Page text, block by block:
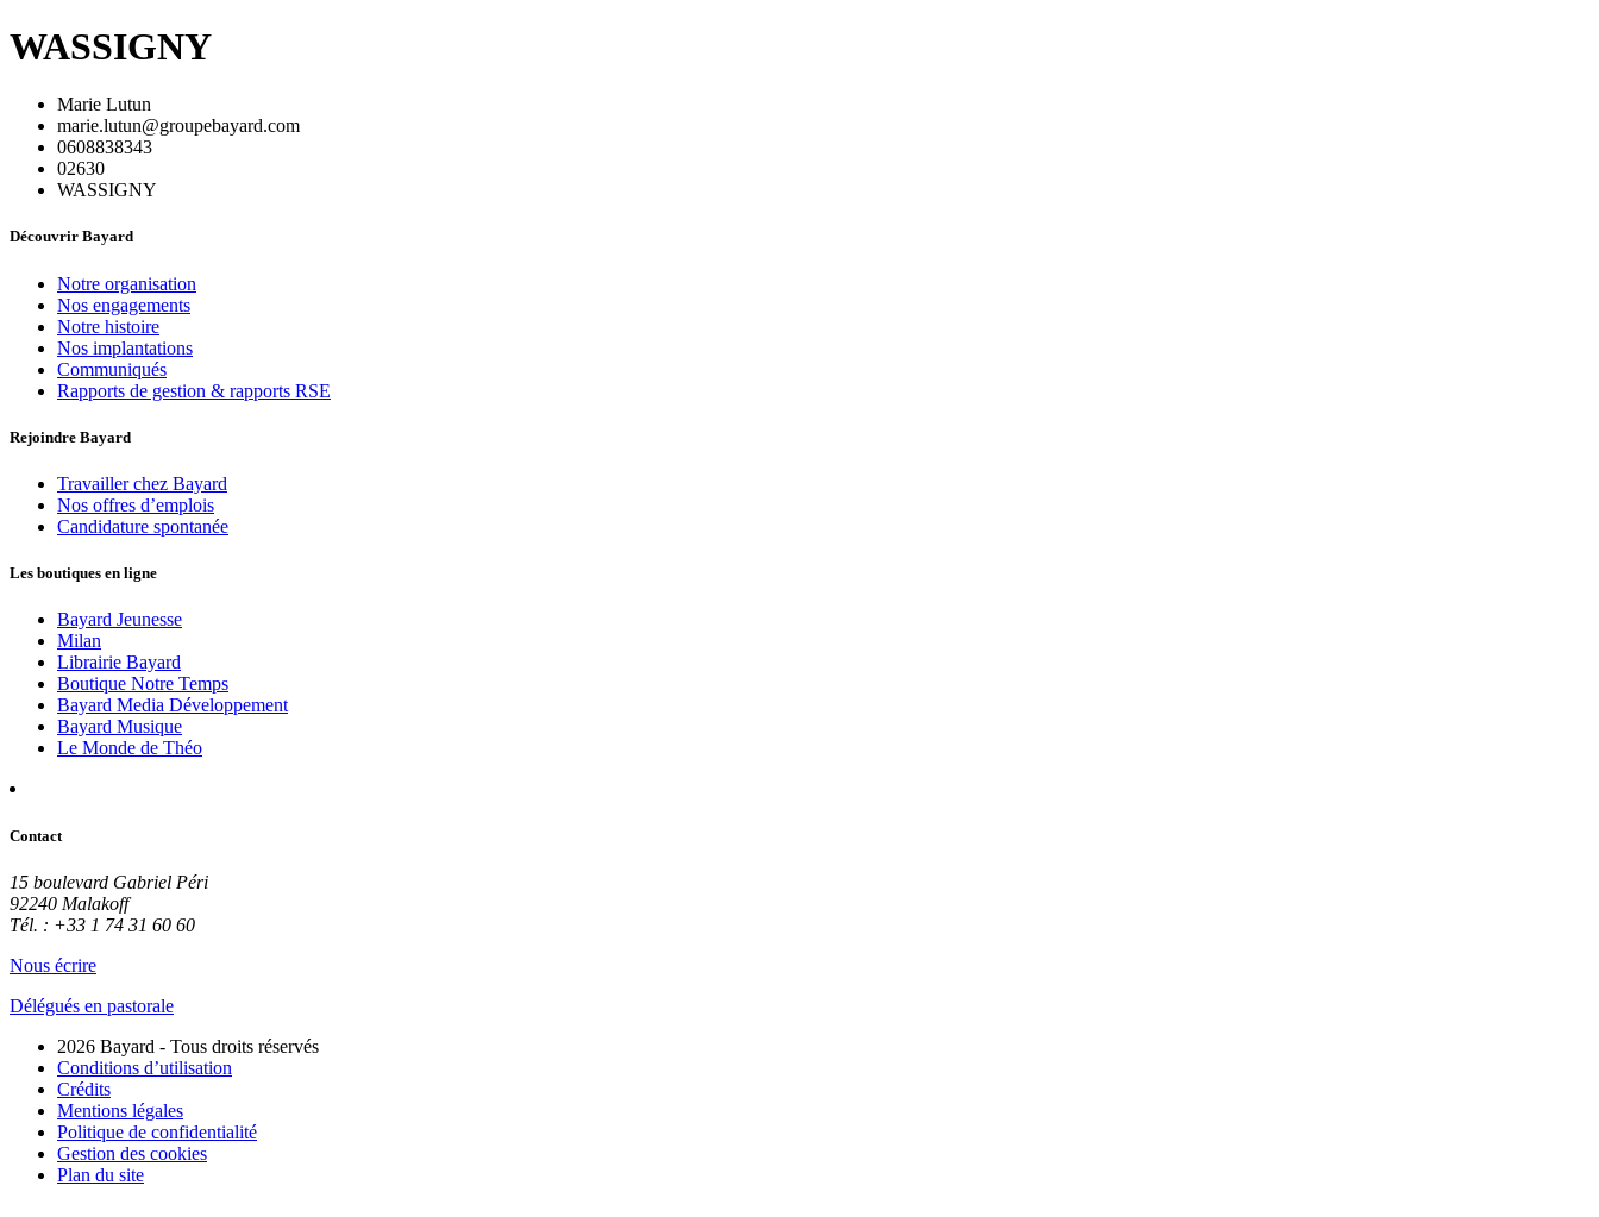
WASSIGNY
Marie Lutun
marie.lutun@groupebayard.com
0608838343
02630
WASSIGNY
Découvrir Bayard
Notre organisation
Nos engagements
Notre histoire
Nos implantations
Communiqués
Rapports de gestion & rapports RSE
Rejoindre Bayard
Travailler chez Bayard
Nos offres d’emplois
Candidature spontanée
Les boutiques en ligne
Bayard Jeunesse
Milan
Librairie Bayard
Boutique Notre Temps
Bayard Media Développement
Bayard Musique
Le Monde de Théo
Contact
15 boulevard Gabriel Péri
92240 Malakoff
Tél. : +33 1 74 31 60 60
Nous écrire
Délégués en pastorale
2026 Bayard - Tous droits réservés
Conditions d’utilisation
Crédits
Mentions légales
Politique de confidentialité
Gestion des cookies
Plan du site